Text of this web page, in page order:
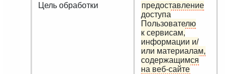
Цель обработки
предоставление
доступа
Пользователю
к сервисам,
информации и/
или материалам,
содержащимся
на веб-сайте